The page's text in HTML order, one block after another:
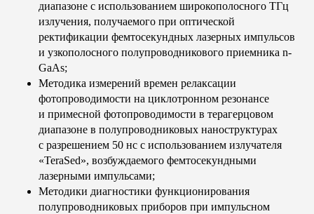
диапазоне с использованием широкополосного ТГц
излучения, получаемого при оптической
ректификации фемтосекундных лазерных импульсов
и узкополосного полупроводникового приемника n-
GaAs;
Методика измерений времен релаксации
фотопроводимости на циклотронном резонансе
и примесной фотопроводимости в терагерцовом
диапазоне в полупроводниковых наноструктурах
с разрешением 50 нс с использованием излучателя
«TeraSed», возбуждаемого фемтосекундными
лазерными импульсами;
Методики диагностики функционирования
полупроводниковых приборов при импульсном